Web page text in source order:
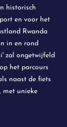
historisch
en voor het
Rwanda
in en rond
zal ongetwijfeld
het parcours
naast de fiets
met unieke